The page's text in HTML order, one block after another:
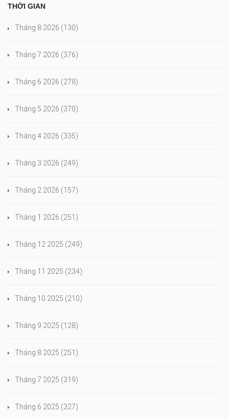
THỜI GIAN
Tháng 8 2026 (130)
Tháng 7 2026 (376)
Tháng 6 2026 (278)
Tháng 5 2026 (370)
Tháng 4 2026 (335)
Tháng 3 2026 (249)
Tháng 2 2026 (157)
Tháng 1 2026 (251)
Tháng 12 2025 (249)
Tháng 11 2025 (234)
Tháng 10 2025 (210)
Tháng 9 2025 (128)
Tháng 8 2025 (251)
Tháng 7 2025 (319)
Tháng 6 2025 (327)